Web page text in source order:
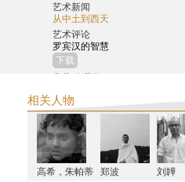
艺术新闻
从中土到西天
艺术评论
罗宾汉的智慧
下载
典藏‧今藝術
下载
星尚画报
张颂仁：从印度取反抗西方的经
下载
东方早报
用寓言式的录像和表演展开视野
相关人物
高希，朱帕蒂 郑波 刘韡